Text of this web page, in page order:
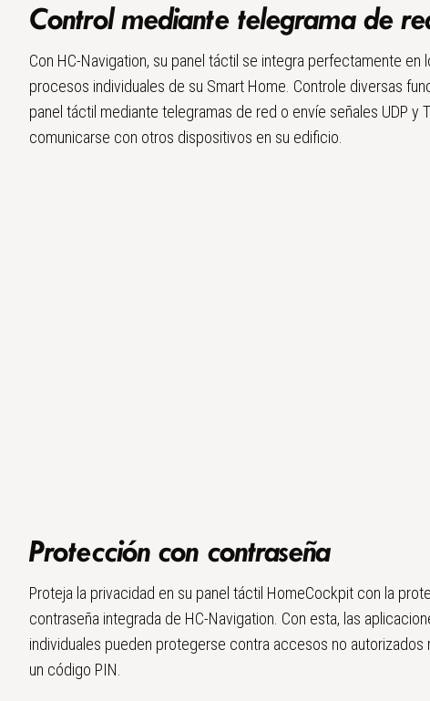
Control mediante telegrama de
Con HC-Navigation, su panel táctil se integra perfectamente en
procesos individuales de su Smart Home. Controle diversas
panel táctil mediante telegramas de red o envíe señales UDP y
comunicarse con otros dispositivos en su edificio.
Protección con contraseña
Proteja la privacidad en su panel táctil HomeCockpit con la
contraseña integrada de HC-Navigation. Con esta, las
individuales pueden protegerse contra accesos no autorizados
un código PIN.